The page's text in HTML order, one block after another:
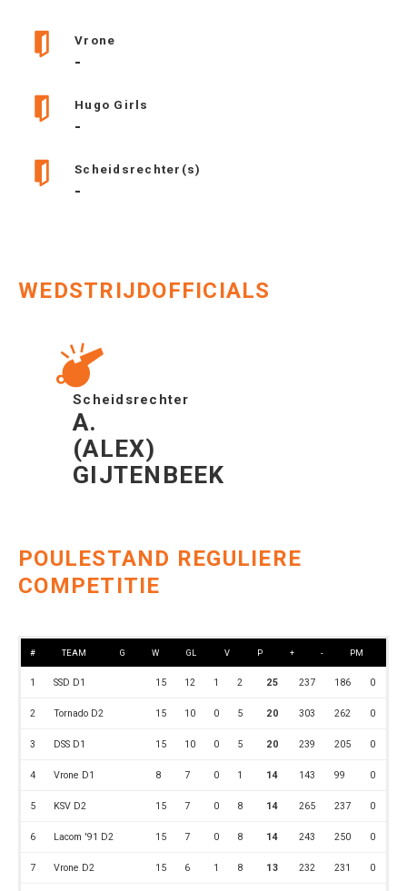
Vrone
-
Hugo Girls
-
Scheidsrechter(s)
-
WEDSTRIJDOFFICIALS
Scheidsrechter
A.
(ALEX)
GIJTENBEEK
POULESTAND REGULIERE
COMPETITIE
# TEAM G W GL V P + - PM
1 SSD D1 15 12 1 2 25 237 186 0
2 Tornado D2 15 10 0 5 20 303 262 0
3 DSS D1 15 10 0 5 20 239 205 0
4 Vrone D1 8 7 0 1 14 143 99 0
5 KSV D2 15 7 0 8 14 265 237 0
6 Lacom '91 D2 15 7 0 8 14 243 250 0
7 Vrone D2 15 6 1 8 13 232 231 0